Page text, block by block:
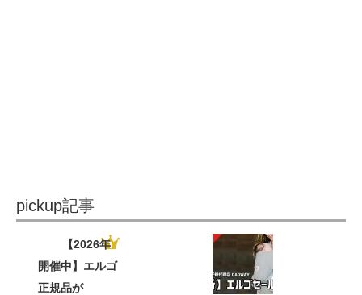
pickup記事
【2026年
開催中】エルゴ
正規品が